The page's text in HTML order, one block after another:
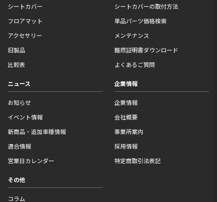
シートカバー
フロアマット
アクセサリー
旧製品
比較表
シートカバーの取付方法
単品パーツ価格検索
メンテナンス
難燃証明書ダウンロード
よくあるご質問
ニュース
お知らせ
イベント情報
新商品・追加車種情報
適合情報
営業日カレンダー
企業情報
企業情報
会社概要
事業所案内
採用情報
特定商取引法表記
その他
コラム